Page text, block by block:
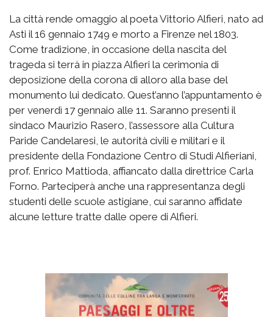
La città rende omaggio al poeta Vittorio Alfieri, nato ad
Asti il 16 gennaio 1749 e morto a Firenze nel 1803.
Come tradizione, in occasione della nascita del
trageda si terrà in piazza Alfieri la cerimonia di
deposizione della corona di alloro alla base del
monumento lui dedicato. Quest’anno l’appuntamento è
per venerdì 17 gennaio alle 11. Saranno presenti il
sindaco Maurizio Rasero, l’assessore alla Cultura
Paride Candelaresi, le autorità civili e militari e il
presidente della Fondazione Centro di Studi Alfieriani,
prof. Enrico Mattioda, affiancato dalla direttrice Carla
Forno. Parteciperà anche una rappresentanza degli
studenti delle scuole astigiane, cui saranno affidate
alcune letture tratte dalle opere di Alfieri.